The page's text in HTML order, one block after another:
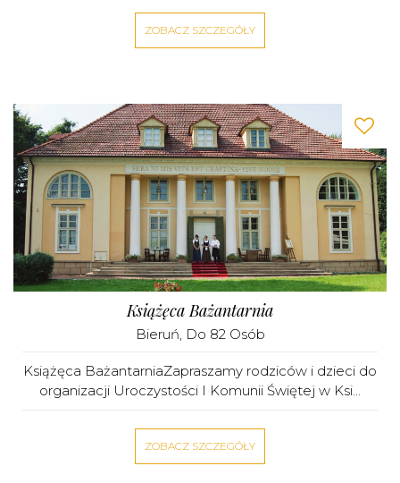
ZOBACZ SZCZEGÓŁY
Książęca Bażantarnia
Bieruń, Do 82 Osób
Książęca BażantarniaZapraszamy rodziców i dzieci do
organizacji Uroczystości I Komunii Świętej w Ksi...
ZOBACZ SZCZEGÓŁY